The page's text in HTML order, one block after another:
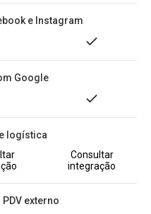
e Instagram
Google
logística
Consultar
integração
externo